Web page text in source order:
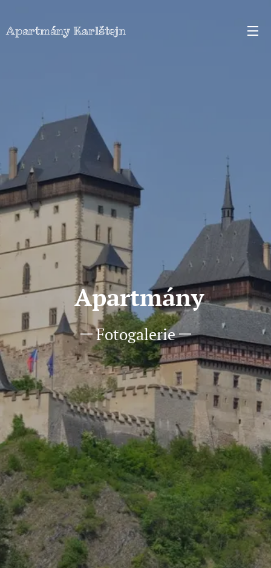
Apartmány Karlštejn
Apartmány
Fotogalerie